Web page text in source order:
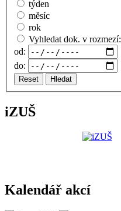
týden
měsíc
rok
Vyhledat dok. v rozmezí:
od:
do:
Reset Hledat
iZUŠ
Kalendář akcí